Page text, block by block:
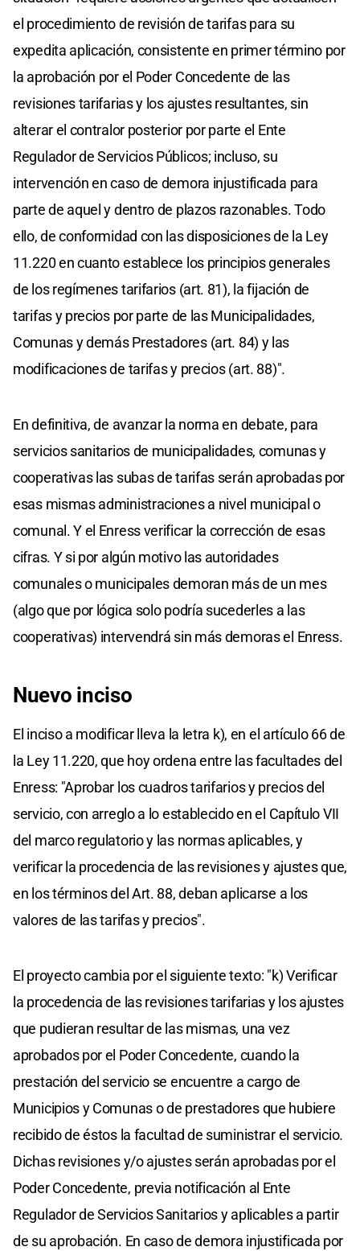
el procedimiento de revisión de tarifas para su
expedita aplicación, consistente en primer término por
la aprobación por el Poder Concedente de las
revisiones tarifarias y los ajustes resultantes, sin
alterar el contralor posterior por parte el Ente
Regulador de Servicios Públicos; incluso, su
intervención en caso de demora injustificada para
parte de aquel y dentro de plazos razonables. Todo
ello, de conformidad con las disposiciones de la Ley
11.220 en cuanto establece los principios generales
de los regímenes tarifarios (art. 81), la fijación de
tarifas y precios por parte de las Municipalidades,
Comunas y demás Prestadores (art. 84) y las
modificaciones de tarifas y precios (art. 88)".
En definitiva, de avanzar la norma en debate, para
servicios sanitarios de municipalidades, comunas y
cooperativas las subas de tarifas serán aprobadas por
esas mismas administraciones a nivel municipal o
comunal. Y el Enress verificar la corrección de esas
cifras. Y si por algún motivo las autoridades
comunales o municipales demoran más de un mes
(algo que por lógica solo podría sucederles a las
cooperativas) intervendrá sin más demoras el Enress.
Nuevo inciso
El inciso a modificar lleva la letra k), en el artículo 66 de
la Ley 11.220, que hoy ordena entre las facultades del
Enress: "Aprobar los cuadros tarifarios y precios del
servicio, con arreglo a lo establecido en el Capítulo VII
del marco regulatorio y las normas aplicables, y
verificar la procedencia de las revisiones y ajustes que,
en los términos del Art. 88, deban aplicarse a los
valores de las tarifas y precios".
El proyecto cambia por el siguiente texto: "k) Verificar
la procedencia de las revisiones tarifarias y los ajustes
que pudieran resultar de las mismas, una vez
aprobados por el Poder Concedente, cuando la
prestación del servicio se encuentre a cargo de
Municipios y Comunas o de prestadores que hubiere
recibido de éstos la facultad de suministrar el servicio.
Dichas revisiones y/o ajustes serán aprobadas por el
Poder Concedente, previa notificación al Ente
Regulador de Servicios Sanitarios y aplicables a partir
de su aprobación. En caso de demora injustificada por